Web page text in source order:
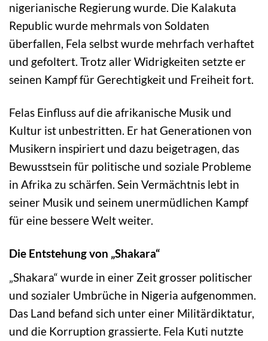
nigerianische Regierung wurde. Die Kalakuta
Republic wurde mehrmals von Soldaten
überfallen, Fela selbst wurde mehrfach verhaftet
und gefoltert. Trotz aller Widrigkeiten setzte er
seinen Kampf für Gerechtigkeit und Freiheit fort.
Felas Einfluss auf die afrikanische Musik und
Kultur ist unbestritten. Er hat Generationen von
Musikern inspiriert und dazu beigetragen, das
Bewusstsein für politische und soziale Probleme
in Afrika zu schärfen. Sein Vermächtnis lebt in
seiner Musik und seinem unermüdlichen Kampf
für eine bessere Welt weiter.
Die Entstehung von „Shakara“
„Shakara“ wurde in einer Zeit grosser politischer
und sozialer Umbrüche in Nigeria aufgenommen.
Das Land befand sich unter einer Militärdiktatur,
und die Korruption grassierte. Fela Kuti nutzte